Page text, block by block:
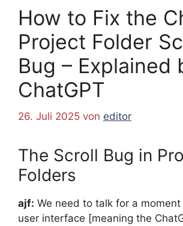
How to Fix the
Project Folder
Bug – Explained
ChatGPT
26. Juli 2025 von editor
The Scroll Bug in
Folders
ajf: We need to talk for a
user interface [meaning the